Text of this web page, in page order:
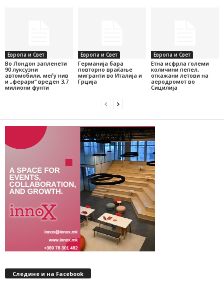
Европа и Свет
Во Лондон запленети
90 луксузни
автомобили, меѓу нив
и „ферари“ вреден 3,7
милиони фунти
Европа и Свет
Германија бара
повторно враќање
мигранти во Италија и
Грција
Европа и Свет
Етна исфрла големи
количини пепел,
откажани летови на
аеродромот во
Сицилија
Следине и на Facebook